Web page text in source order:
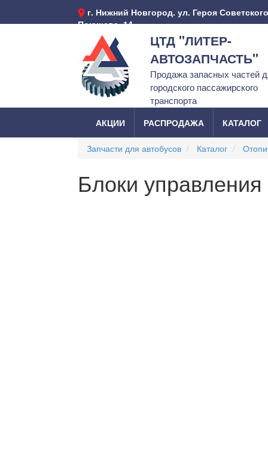
г. Нижний Новгород. ул. Героя
Поющева, 14
ЦТД "ЛИТЕР-
АВТОЗАПЧАСТЬ"
Продажа запасных частей
городского пассажирского
транспорта
АКЦИИ РАСПРОДАЖА КАТАЛОГ
Запчасти для автобусов Каталог
Блоки